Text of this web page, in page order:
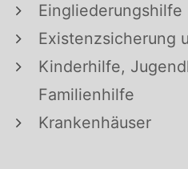
Eingliederungshilfe
Existenzsicherung
Kinderhilfe,
Familienhilfe
Krankenhäuser